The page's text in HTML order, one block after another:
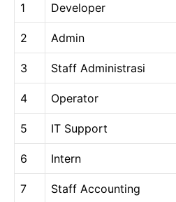
1 Developer
2 Admin
3 Staff Administrasi
4 Operator
5 IT Support
6 Intern
7 Staff Accounting